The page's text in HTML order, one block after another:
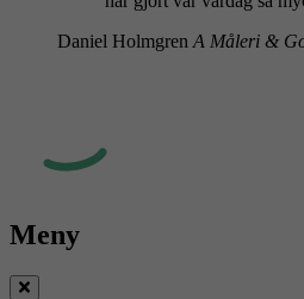
Daniel Holmgren A Måleri &
Meny